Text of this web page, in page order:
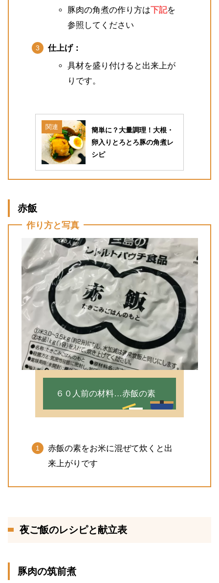
豚肉の角煮の作り方は下記を
参照してください
仕上げ：
具材を盛り付けると出来上が
りです。
関連
簡単に？大量調理！大根・
卵入りとろとろ豚の角煮レ
シピ
赤飯
作り方と写真
６０人前の材料…赤飯の素
赤飯の素をお米に混ぜて炊くと出
来上がりです
夜ご飯のレシピと献立表
豚肉の筑前煮